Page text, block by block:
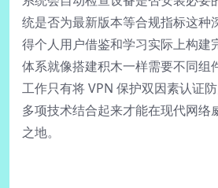
统是否为最新版本等合规指标这种
得个人用户借鉴和学习实际上构建
体系就像搭建积木一样需要不同组
工作只有将 VPN 保护双因素认证
多项技术结合起来才能在现代网络
之地。